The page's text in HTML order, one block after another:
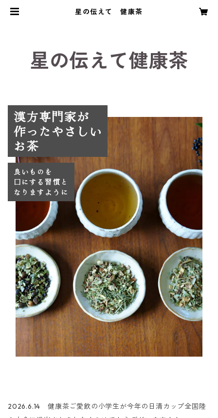
星の伝えて 健康茶
星の伝えて健康茶
漢方専門家が
作ったやさしい
良いものを
口にする習慣と
なりますように
2026.6.14 健康茶ご愛飲の小学生が今年の日清カップ全国陸